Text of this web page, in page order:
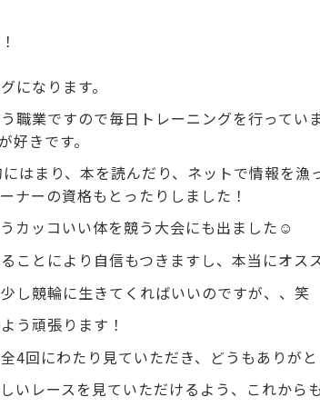
になります。
職業ですので毎日トレーニングを行ってい
好きです。
はまり、本を読んだり、ネットで情報を漁
ナーの資格もとったりしました！
カッコいい体を競う大会にも出ました☺️
ことにより自信もつきますし、本当にオス
し競輪に生きてくればいいのですが、、笑
う頑張ります！
4回にわたり見ていただき、どうもありがと
いレースを見ていただけるよう、これから